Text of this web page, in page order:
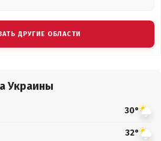
ДРУГИЕ ОБЛАСТИ
Украины
30°
32°